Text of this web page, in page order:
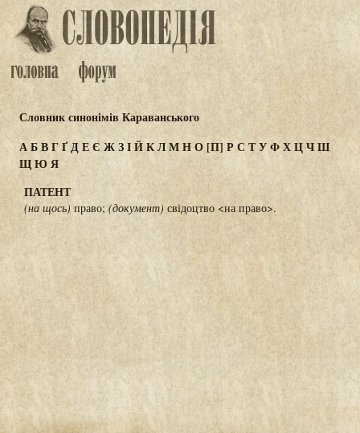
Словник синонімів Караванського
АБВГҐДЕЄ ЖЗІЙКЛМНО[П] Р С ТУФХЦЧШ
ЩЮ Я
ПАТЕНТ
(на щось) право; (документ) свідоцтво <на право>.